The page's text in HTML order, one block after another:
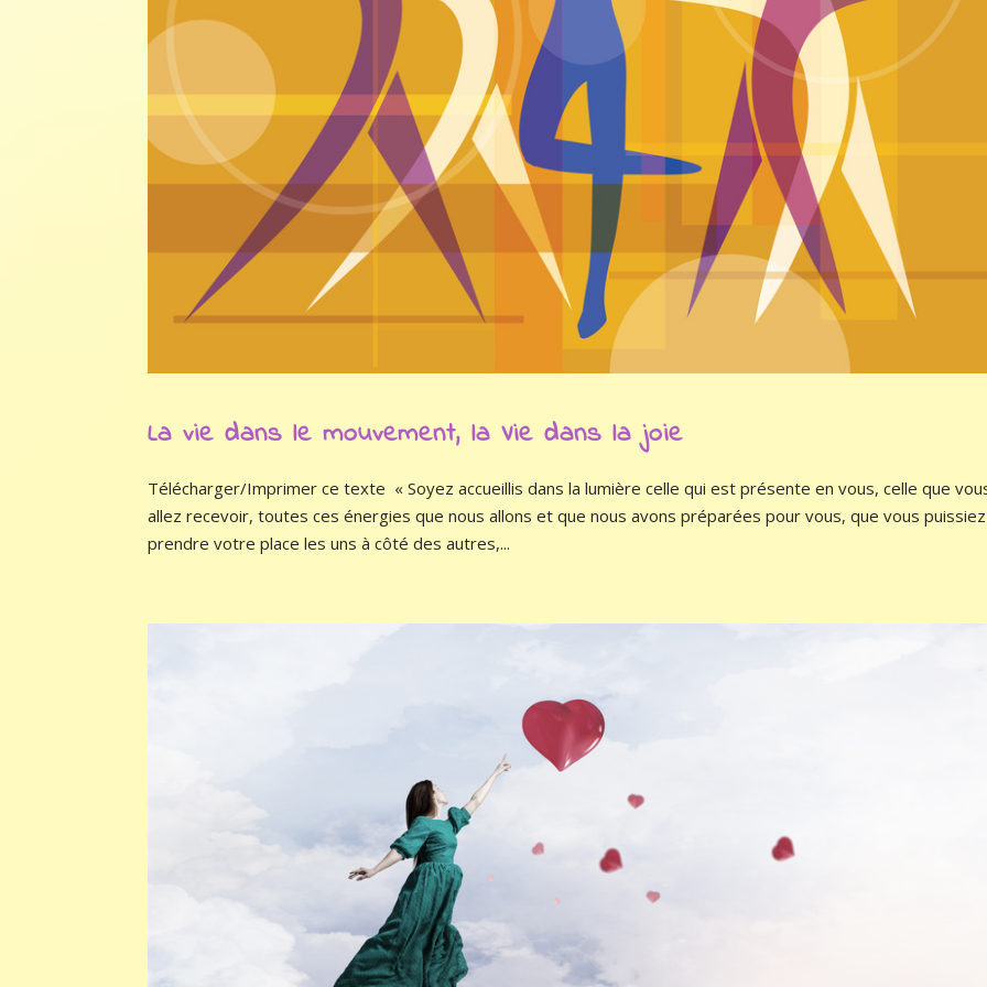
La vie dans le mouvement, la Vie dans la joie
Télécharger/Imprimer ce texte « Soyez accueillis dans la lumière celle qui est présente en vous, celle que
allez recevoir, toutes ces énergies que nous allons et que nous avons préparées pour vous, que vous puissiez
prendre votre place les uns à côté des autres,...